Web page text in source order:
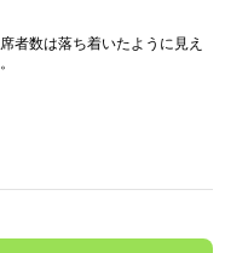
者数は落ち着いたように見え